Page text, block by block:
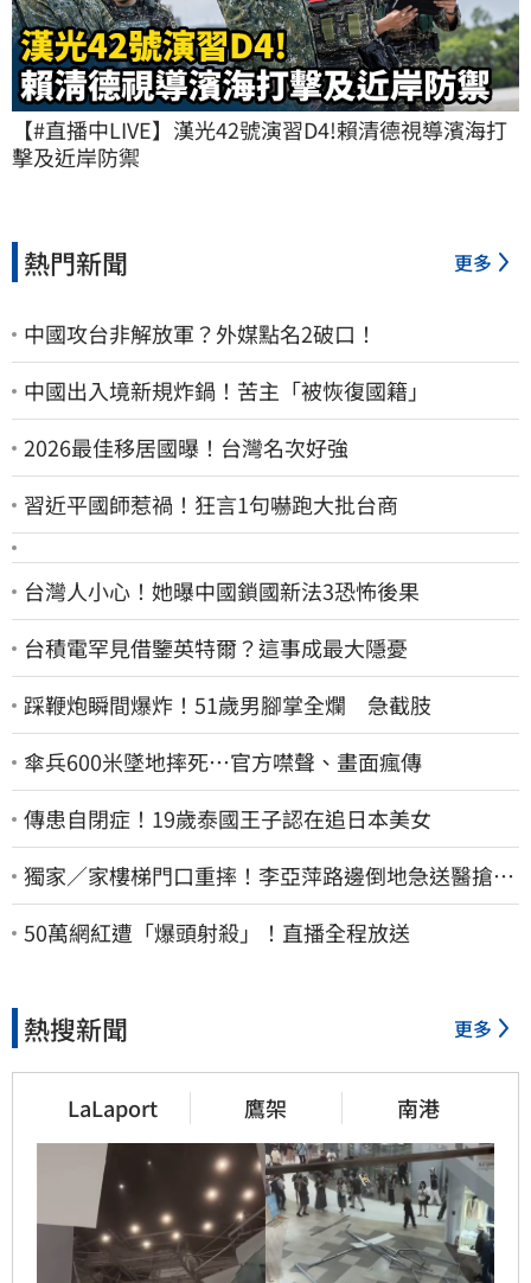
【#直播中LIVE】漢光42號演習D4!賴清德視導濱海打
擊及近岸防禦
熱門新聞 更多
中國攻台非解放軍？外媒點名2破口！
中國出入境新規炸鍋！苦主「被恢復國籍」
2026最佳移居國曝！台灣名次好強
習近平國師惹禍！狂言1句嚇跑大批台商
台灣人小心！她曝中國鎖國新法3恐怖後果
台積電罕見借鑒英特爾？這事成最大隱憂
踩鞭炮瞬間爆炸！51歲男腳掌全爛 急截肢
傘兵600米墜地摔死…官方噤聲、畫面瘋傳
傳患自閉症！19歲泰國王子認在追日本美女
獨家／家樓梯門口重摔！李亞萍路邊倒地急送醫搶
命 「最新傷況」曝
50萬網紅遭「爆頭射殺」！直播全程放送
熱搜新聞 更多
LaLaport 鷹架 南港